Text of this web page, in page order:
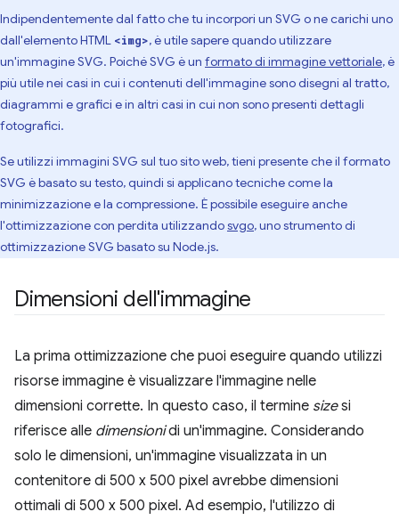
Indipendentemente dal fatto che tu incorpori un SVG o ne carichi uno
dall'elemento HTML <img>, è utile sapere quando utilizzare
un'immagine SVG. Poiché SVG è un formato di immagine vettoriale, è
più utile nei casi in cui i contenuti dell'immagine sono disegni al tratto,
diagrammi e grafici e in altri casi in cui non sono presenti dettagli
fotografici.
Se utilizzi immagini SVG sul tuo sito web, tieni presente che il formato
SVG è basato su testo, quindi si applicano tecniche come la
minimizzazione e la compressione. È possibile eseguire anche
l'ottimizzazione con perdita utilizzandosvgo, uno strumento di
ottimizzazione SVG basato su Node.js.
Dimensioni dell'immagine
La prima ottimizzazione che puoi eseguire quando utilizzi
risorse immagine è visualizzare l'immagine nelle
dimensioni corrette. In questo caso, il termine sizesi
riferisce alle dimensionidi un'immagine. Considerando
solo le dimensioni, un'immagine visualizzata in un
contenitore di 500 x 500 pixel avrebbe dimensioni
ottimali di 500 x 500 pixel. Ad esempio, l'utilizzo di